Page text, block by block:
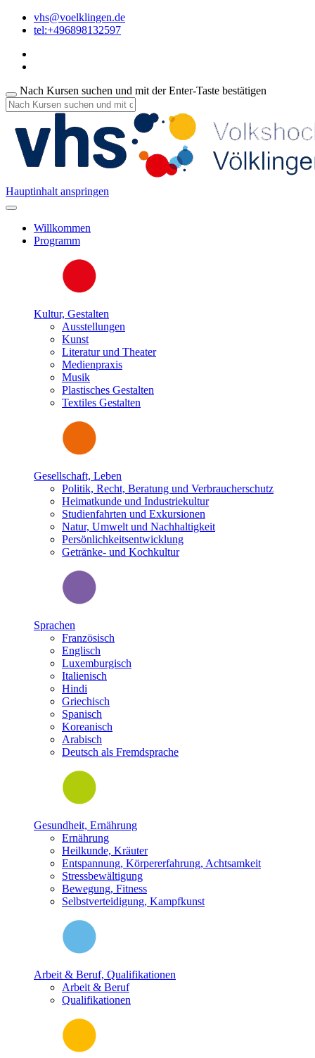
vhs@voelklingen.de
tel:+496898132597
Nach Kursen suchen und mit der Enter-Taste bestätigen
Hauptinhalt anspringen
Willkommen
Programm
Kultur, Gestalten
Ausstellungen
Kunst
Literatur und Theater
Medienpraxis
Musik
Plastisches Gestalten
Textiles Gestalten
Gesellschaft, Leben
Politik, Recht, Beratung und Verbraucherschutz
Heimatkunde und Industriekultur
Studienfahrten und Exkursionen
Natur, Umwelt und Nachhaltigkeit
Persönlichkeitsentwicklung
Getränke- und Kochkultur
Sprachen
Französisch
Englisch
Luxemburgisch
Italienisch
Hindi
Griechisch
Spanisch
Koreanisch
Arabisch
Deutsch als Fremdsprache
Gesundheit, Ernährung
Ernährung
Heilkunde, Kräuter
Entspannung, Körpererfahrung, Achtsamkeit
Stressbewältigung
Bewegung, Fitness
Selbstverteidigung, Kampfkunst
Arbeit & Beruf, Qualifikationen
Arbeit & Beruf
Qualifikationen